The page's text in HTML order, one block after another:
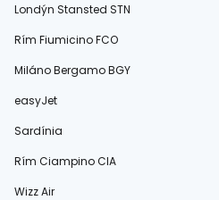
Londýn Stansted STN
Rím Fiumicino FCO
Miláno Bergamo BGY
easyJet
Sardínia
Rím Ciampino CIA
Wizz Air